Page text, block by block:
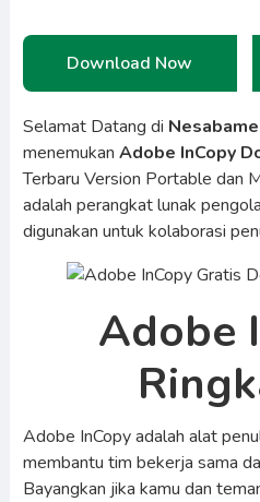
Download Now
Selamat Datang di
menemukan Adobe InCopy
Terbaru Version Portable dan
adalah perangkat lunak
digunakan untuk kolaborasi
Adobe
Adobe InCopy adalah alat
membantu tim bekerja sama
Bayangkan jika kamu dan